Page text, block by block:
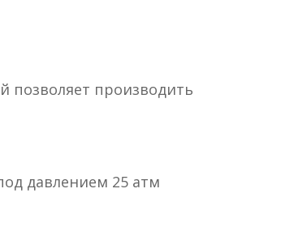
позволяет производить
давлением 25 атм